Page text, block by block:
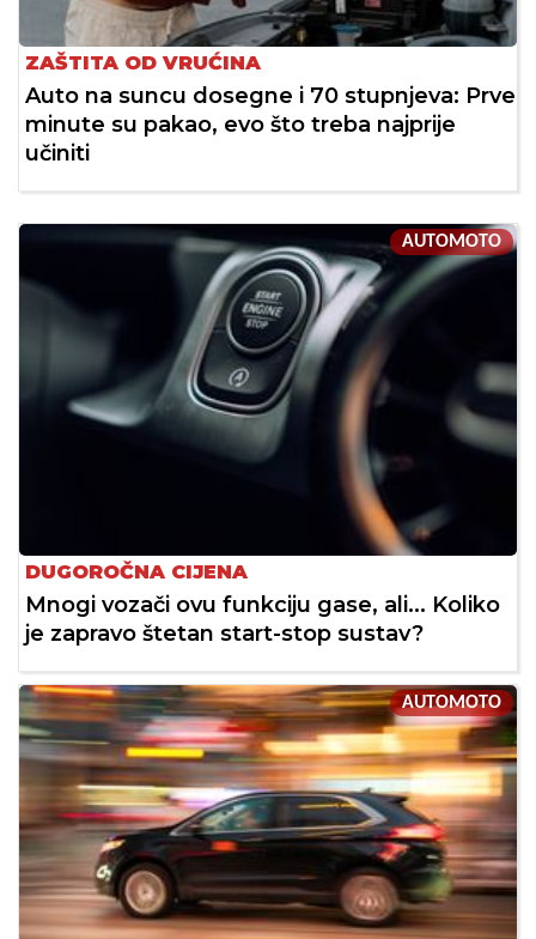
ZAŠTITA OD VRUĆINA
Auto na suncu dosegne i 70 stupnjeva: Prve
minute su pakao, evo što treba najprije
učiniti
AUTOMOTO
DUGOROČNA CIJENA
Mnogi vozači ovu funkciju gase, ali... Koliko
je zapravo štetan start-stop sustav?
AUTOMOTO